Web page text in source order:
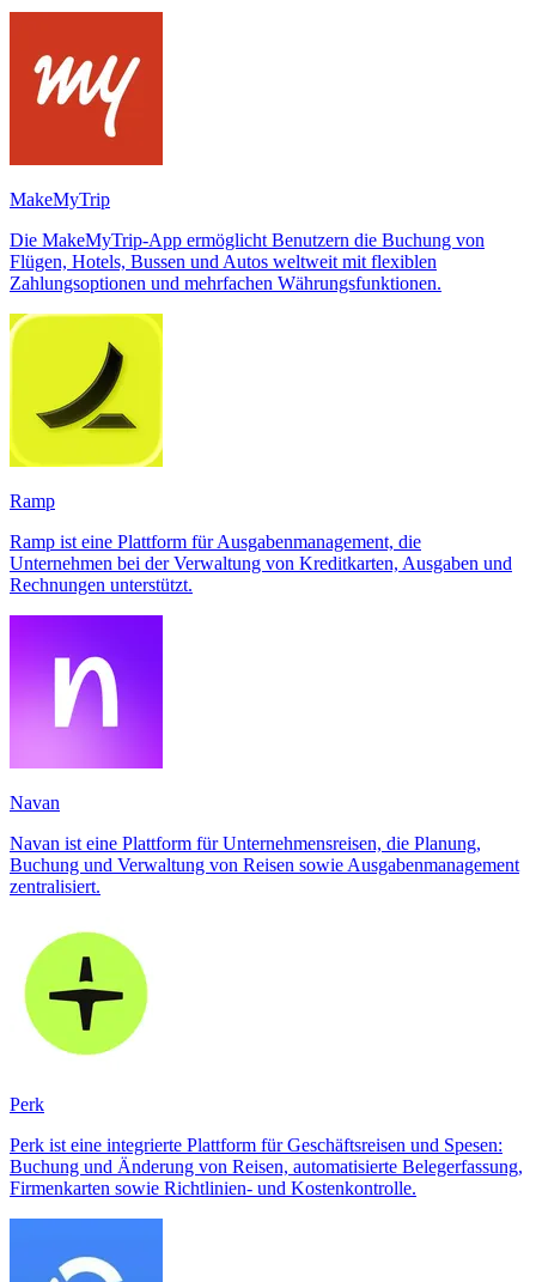
MakeMyTrip
Die MakeMyTrip-App ermöglicht Benutzern die Buchung von
Flügen, Hotels, Bussen und Autos weltweit mit flexiblen
Zahlungsoptionen und mehrfachen Währungsfunktionen.
Ramp
Ramp ist eine Plattform für Ausgabenmanagement, die
Unternehmen bei der Verwaltung von Kreditkarten, Ausgaben und
Rechnungen unterstützt.
Navan
Navan ist eine Plattform für Unternehmensreisen, die Planung,
Buchung und Verwaltung von Reisen sowie Ausgabenmanagement
zentralisiert.
Perk
Perk ist eine integrierte Plattform für Geschäftsreisen und Spesen:
Buchung und Änderung von Reisen, automatisierte Belegerfassung,
Firmenkarten sowie Richtlinien- und Kostenkontrolle.